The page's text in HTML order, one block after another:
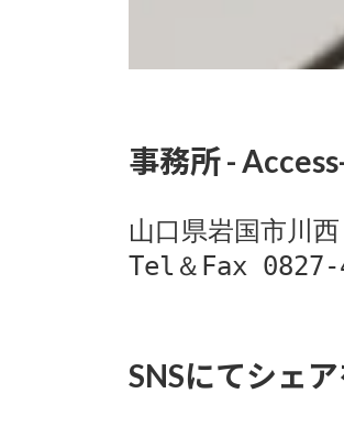
事務所 -
山口県岩国市川
SNSにてシェア